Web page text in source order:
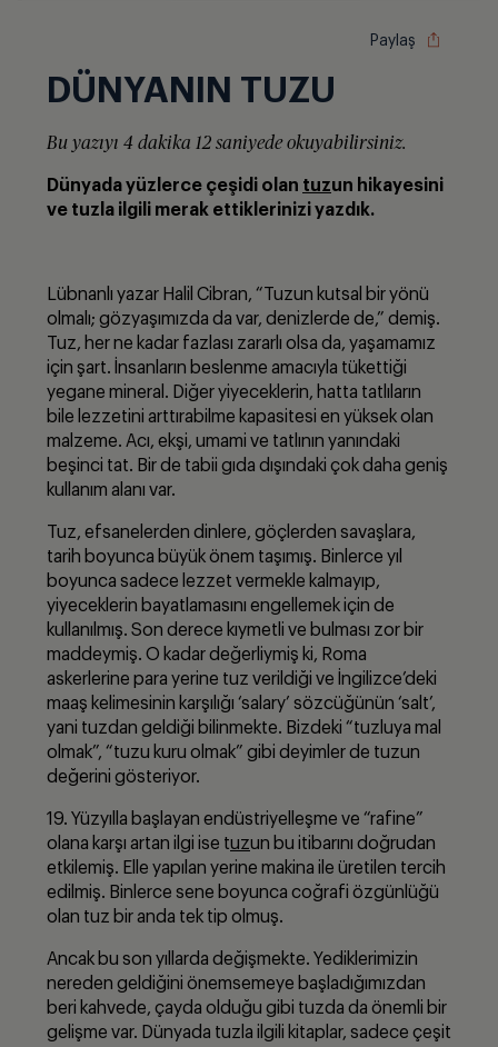
Paylaş
DÜNYANIN TUZU
Bu yazıyı 4 dakika 12 saniyede okuyabilirsiniz.
Dünyada yüzlerce çeşidi olan tuzun hikayesini
ve tuzla ilgili merak ettiklerinizi yazdık.
Lübnanlı yazar Halil Cibran, “Tuzun kutsal bir yönü
olmalı; gözyaşımızda da var, denizlerde de,” demiş.
Tuz, her ne kadar fazlası zararlı olsa da, yaşamamız
için şart. İnsanların beslenme amacıyla tükettiği
yegane mineral. Diğer yiyeceklerin, hatta tatlıların
bile lezzetini arttırabilme kapasitesi en yüksek olan
malzeme. Acı, ekşi, umami ve tatlının yanındaki
beşinci tat. Bir de tabii gıda dışındaki çok daha geniş
kullanım alanı var.
Tuz, efsanelerden dinlere, göçlerden savaşlara,
tarih boyunca büyük önem taşımış. Binlerce yıl
boyunca sadece lezzet vermekle kalmayıp,
yiyeceklerin bayatlamasını engellemek için de
kullanılmış. Son derece kıymetli ve bulması zor bir
maddeymiş. O kadar değerliymiş ki, Roma
askerlerine para yerine tuz verildiği ve İngilizce’deki
maaş kelimesinin karşılığı ‘salary’ sözcüğünün ‘salt’,
yani tuzdan geldiği bilinmekte. Bizdeki “tuzluya mal
olmak”, “tuzu kuru olmak” gibi deyimler de tuzun
değerini gösteriyor.
19. Yüzyılla başlayan endüstriyelleşme ve “rafine”
olana karşı artan ilgi ise tuzun bu itibarını doğrudan
etkilemiş. Elle yapılan yerine makina ile üretilen tercih
edilmiş. Binlerce sene boyunca coğrafi özgünlüğü
olan tuz bir anda tek tip olmuş.
Ancak bu son yıllarda değişmekte. Yediklerimizin
nereden geldiğini önemsemeye başladığımızdan
beri kahvede, çayda olduğu gibi tuzda da önemli bir
gelişme var. Dünyada tuzla ilgili kitaplar, sadece çeşit